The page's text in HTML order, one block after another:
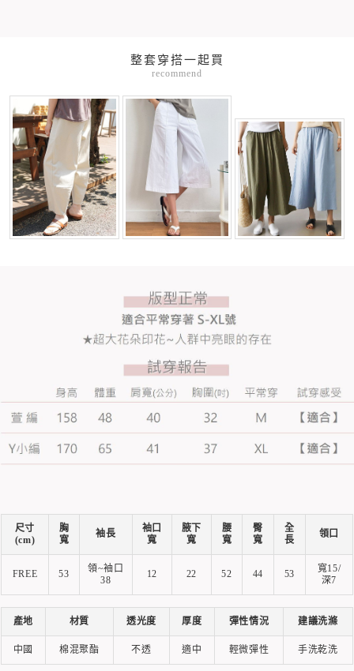
整套穿搭一起買
recommend
尺寸
(cm)
胸
寬
袖長
袖口
寬
腋下
寬
腰
寬
臀
寬
全
長
領口
FREE 53
領~袖口
38
12 22 52 44 53
寬15/
深7
產地 材質 透光度 厚度 彈性情況 建議洗滌
中國 棉混聚酯 不透 適中 輕微彈性 手洗乾洗